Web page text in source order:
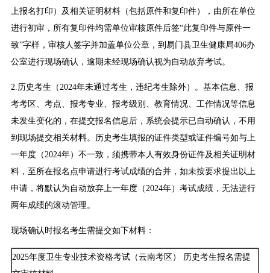
上报名打印）及相关证明材料（包括原件和复印件），由所在单位
进行初审，所有复印件均需单位审核原件后签“此复印件与原件一
致”字样，审核人签字并加盖单位公章，到易门县卫生健康局406办
公室进行现场确认，逾期未经现场确认视为自动放弃考试。
2.历史考生（2024年未通过考生，违纪考生除外）。基本信息、报
考考区、考点、报考专业、报考级别、教育情况、工作情况等信息
未发生变化的，在提交报名信息后，系统会提示已自动确认，不用
到现场提交相关材料。历史考生填报的证件类型或证件编号如与上
一年度（2024年）不一致，须携带本人有效身份证件及相关证明材
料，至所在报名点申请进行考试成绩的合并，如未按要求提出以上
申请，将默认为自动放弃上一年度（2024年）考试成绩，无法进行
两年成绩的滚动管理。
现场确认时报名考生需提交如下材料：
2025年度卫生专业技术资格考试（云南考区） 历史考生报名需提